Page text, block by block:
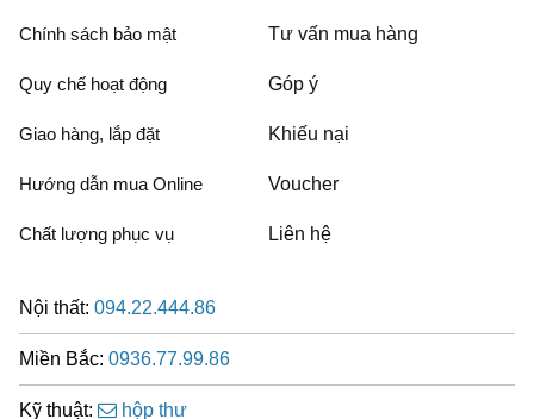
Chính sách bảo mật
Quy chế hoạt động
Giao hàng, lắp đặt
Hướng dẫn mua Online
Chất lượng phục vụ
Tư vấn mua hàng
Góp ý
Khiếu nại
Voucher
Liên hệ
Nội thất: 094.22.444.86
Miền Bắc: 0936.77.99.86
Kỹ thuật: hộp thư